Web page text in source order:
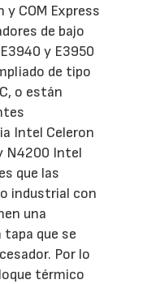
COM Express
de bajo
y E3950
de tipo
o están
Intel Celeron
N4200 Intel
que las
industrial con
una
que se
Por lo
térmico